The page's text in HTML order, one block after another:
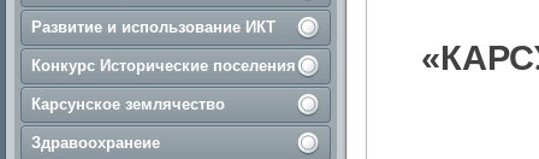
Развитие и использование ИКТ
Конкурс Исторические поселения
Карсунское землячество
Здравоохранеие